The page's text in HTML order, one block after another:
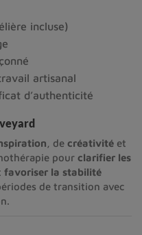
incluse)
artisanal
d’authenticité
, de créativité et
pour clarifier les
favoriser la stabilité
de transition avec